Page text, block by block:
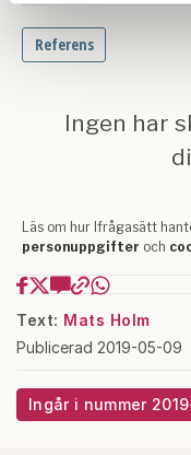
Dessa kan i sin tur
information som du
samlat in när du har
kan du göra dethär .
Text: Mats Holm
Publicerad 2019-05-09
Ingår i nummer